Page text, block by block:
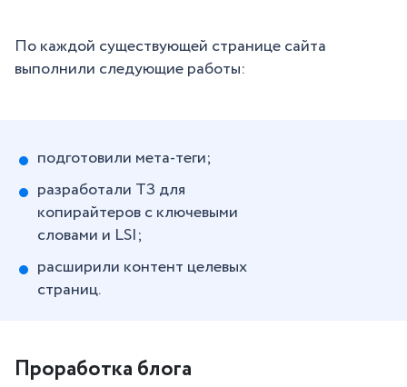
По каждой существующей странице сайта
выполнили следующие работы:
подготовили мета-теги;
разработали ТЗ для
копирайтеров с ключевыми
словами и LSI;
расширили контент целевых
страниц.
Проработка блога